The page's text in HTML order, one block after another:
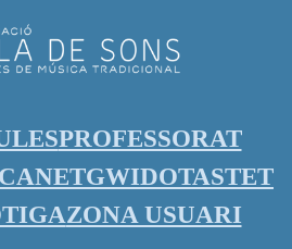
PROFESSORAT
GWIDOTASTET
ZONA USUARI